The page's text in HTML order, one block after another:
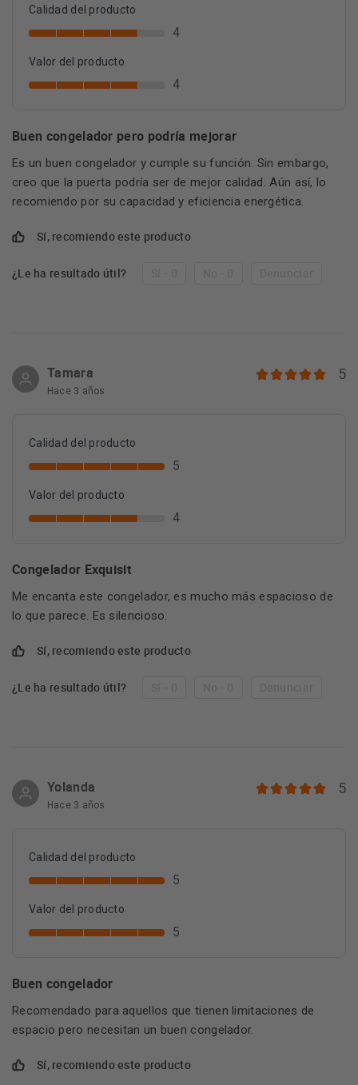
Calidad del producto
4
Valor del producto
4
Buen congelador pero podría mejorar
Es un buen congelador y cumple su función. Sin embargo,
creo que la puerta podría ser de mejor calidad. Aún así, lo
recomiendo por su capacidad y eficiencia energética.
Sí, recomiendo este producto
¿Le ha resultado útil?
Tamara
Hace 3 años
5
Calidad del producto
5
Valor del producto
4
Congelador Exquisit
Me encanta este congelador, es mucho más espacioso de
lo que parece. Es silencioso.
Sí, recomiendo este producto
¿Le ha resultado útil?
Yolanda
Hace 3 años
5
Calidad del producto
5
Valor del producto
5
Buen congelador
Recomendado para aquellos que tienen limitaciones de
espacio pero necesitan un buen congelador.
Sí, recomiendo este producto